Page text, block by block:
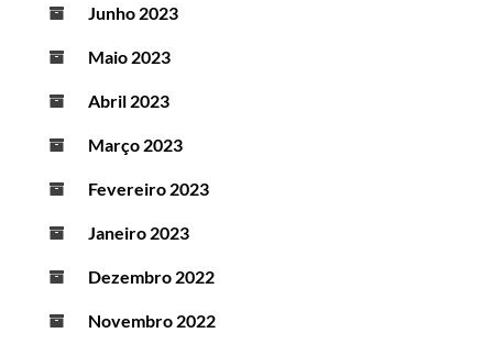
Junho 2023
Maio 2023
Abril 2023
Março 2023
Fevereiro 2023
Janeiro 2023
Dezembro 2022
Novembro 2022